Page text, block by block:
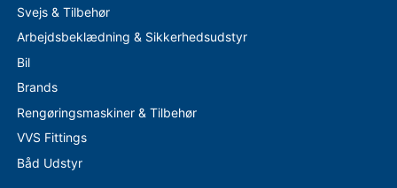
Svejs & Tilbehør
Arbejdsbeklædning & Sikkerhedsudstyr
Bil
Brands
Rengøringsmaskiner & Tilbehør
VVS Fittings
Båd Udstyr